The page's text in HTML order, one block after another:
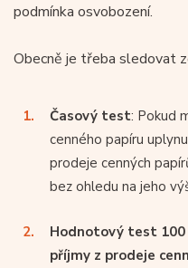
podmínka osvobození.
Obecně je třeba sledovat
Časový test: Pokud
cenného papíru
prodeje cenných
bez ohledu na jeho
Hodnotový test 100
příjmy z prodeje